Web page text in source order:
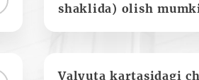
shaklida) olish
Valyuta kartasidagi